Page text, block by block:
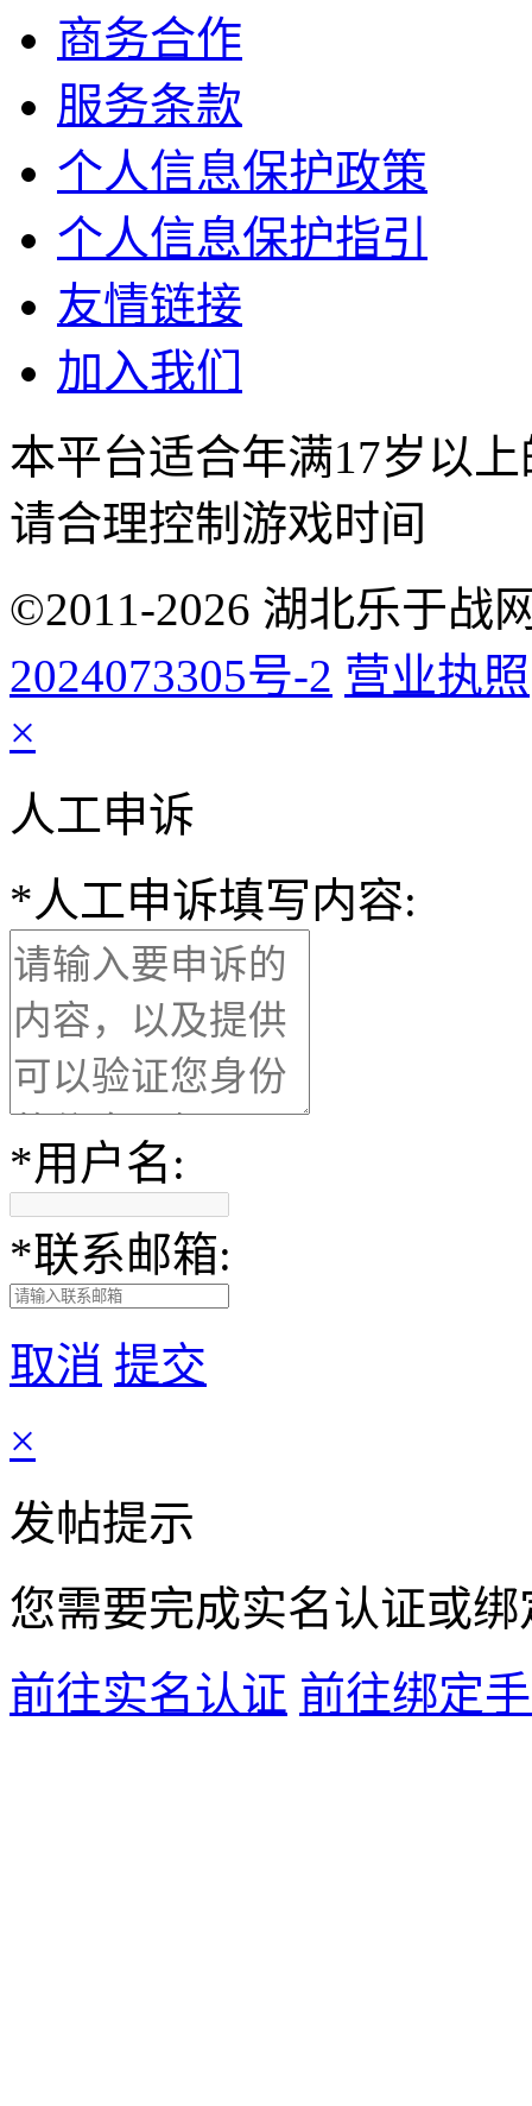
商务合作
服务条款
个人信息保护政策
个人信息保护指引
友情链接
加入我们
本平台适合年满17岁以
请合理控制游戏时间
©2011-2026 湖北乐于战
2024073305号-2 营业执照
×
人工申诉
*人工申诉填写内容:
*用户名:
*联系邮箱:
取消 提交
×
发帖提示
您需要完成实名认证或绑
前往实名认证 前往绑定